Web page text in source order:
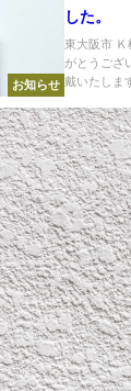
お知らせ
した。
東大阪市 Ｋ
がとうござ
戴いたしま